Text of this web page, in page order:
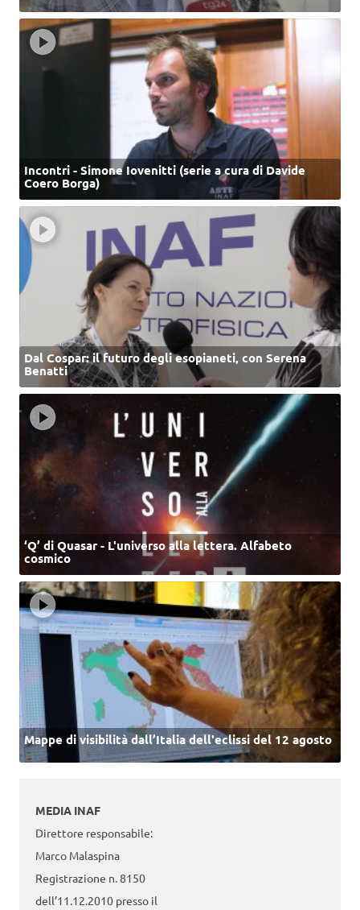
Incontri - Simone Iovenitti (serie a cura di Davide
Coero Borga)
Dal Cospar: il futuro degli esopianeti, con Serena
Benatti
‘Q’ di Quasar - L'universo alla lettera. Alfabeto
cosmico
Mappe di visibilità dall’Italia dell'eclissi del 12 agosto
MEDIA INAF
Direttore responsabile:
Marco Malaspina
Registrazione n. 8150
dell’11.12.2010 presso il